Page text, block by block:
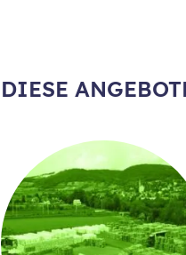
DIESE